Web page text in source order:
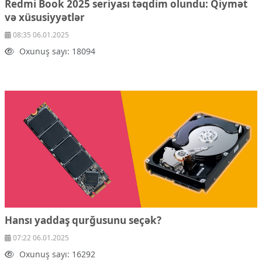
Çarpaz baxış
Təhlil
Siyasi
Geosiyasi
Araşdırma
Multimedia
Foto
Video
İnfoqrafika
Elm və təhsil
Mədəniyyət
Diaspor
Yüksəliş hekayəsi
Redmi Book 2025 seriyası təqdim olundu: Qiymət
və xüsusiyyətlər
08:35 06.01.2025
Oxunuş sayı: 18094
Hansı yaddaş qurğusunu seçək?
07:22 06.01.2025
Oxunuş sayı: 16292